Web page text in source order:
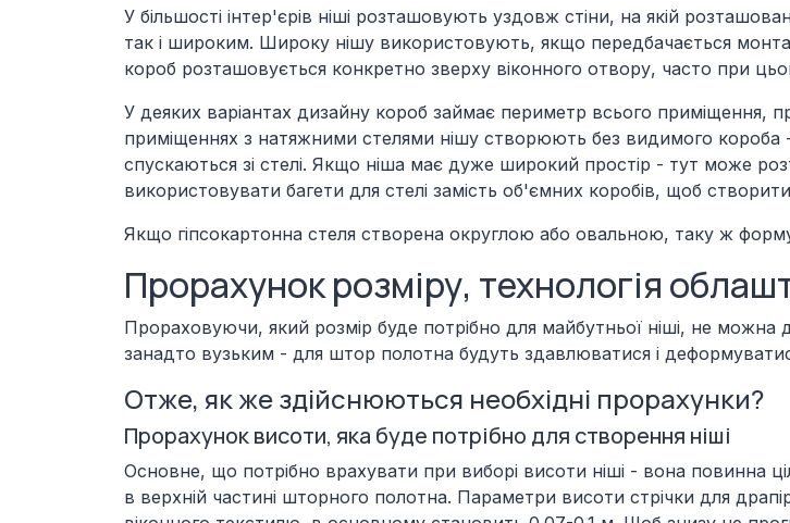
У більшості інтер'єрів ніші розташовують уздовж стіни, на якій
так і широким. Широку нішу використовують, якщо передбачається
короб розташовується конкретно зверху віконного отвору, часто при
У деяких варіантах дизайну короб займає периметр всього приміщення,
приміщеннях з натяжними стелями нішу створюють без видимого
спускаються зі стелі. Якщо ніша має дуже широкий простір - тут може
використовувати багети для стелі замість об'ємних коробів, щоб
Якщо гіпсокартонна стеля створена округлою або овальною, таку ж
Прорахунок розміру, технологія
Прораховуючи, який розмір буде потрібно для майбутньої ніші, не можна
занадто вузьким - для штор полотна будуть здавлюватися і
Отже, як же здійснюються необхідні прорахунки?
Прорахунок висоти, яка буде потрібно для створення ніші
Основне, що потрібно врахувати при виборі висоти ніші - вона повинна
в верхній частині шторного полотна. Параметри висоти стрічки для